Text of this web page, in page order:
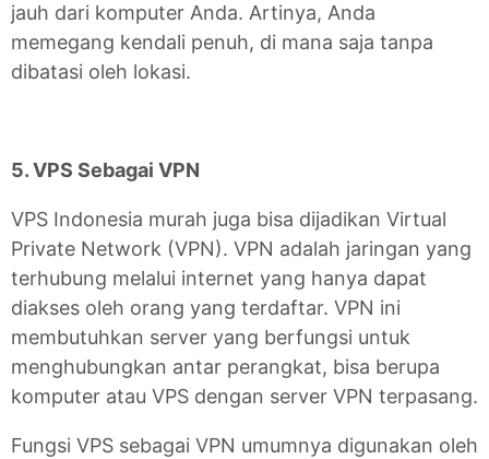
jauh dari komputer Anda. Artinya, Anda
memegang kendali penuh, di mana saja tanpa
dibatasi oleh lokasi.
5. VPS Sebagai VPN
VPS Indonesia murah juga bisa dijadikan Virtual
Private Network (VPN). VPN adalah jaringan yang
terhubung melalui internet yang hanya dapat
diakses oleh orang yang terdaftar. VPN ini
membutuhkan server yang berfungsi untuk
menghubungkan antar perangkat, bisa berupa
komputer atau VPS dengan server VPN terpasang.
Fungsi VPS sebagai VPN umumnya digunakan oleh